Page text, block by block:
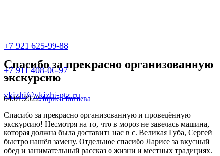
+7 921 625-99-88
+7 911 408-06-97
vkizhi@vkizhi-ptz.ru
Спасибо за прекрасно организованную
экскурсию
04.01.2022Лариса Багаева
Спасибо за прекрасно организованную и проведённую
экскурсию! Несмотря на то, что в мороз не завелась машина,
которая должна была доставить нас в с. Великая Губа, Сергей
быстро нашёл замену. Отдельное спасибо Ларисе за вкусный
обед и занимательный рассказ о жизни и местных традициях.